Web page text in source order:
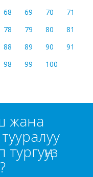
68 69 70
71
78 79 80
81
88 89 90
91
98 99
100
жана